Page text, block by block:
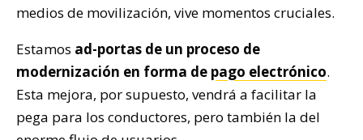
medios de movilización, vive momentos cruciales.
Estamos ad-portas de un proceso de
modernización en forma de pago electrónico.
Esta mejora, por supuesto, vendrá a facilitar la
pega para los conductores, pero también la del